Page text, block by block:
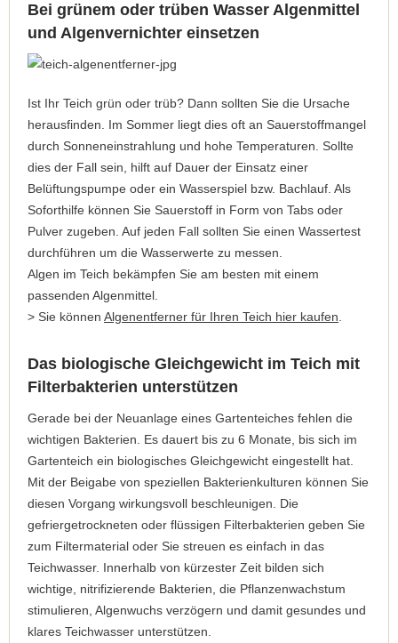
Bei grünem oder trüben Wasser Algenmittel
und Algenvernichter einsetzen
Ist Ihr Teich grün oder trüb? Dann sollten Sie die Ursache
herausfinden. Im Sommer liegt dies oft an Sauerstoffmangel
durch Sonneneinstrahlung und hohe Temperaturen. Sollte
dies der Fall sein, hilft auf Dauer der Einsatz einer
Belüftungspumpe oder ein Wasserspiel bzw. Bachlauf. Als
Soforthilfe können Sie Sauerstoff in Form von Tabs oder
Pulver zugeben. Auf jeden Fall sollten Sie einen Wassertest
durchführen um die Wasserwerte zu messen.
Algen im Teich bekämpfen Sie am besten mit einem
passenden Algenmittel.
> Sie können Algenentferner für Ihren Teich hier kaufen
Das biologische Gleichgewicht im Teich mit
Filterbakterien unterstützen
Gerade bei der Neuanlage eines Gartenteiches fehlen die
wichtigen Bakterien. Es dauert bis zu 6 Monate, bis sich im
Gartenteich ein biologisches Gleichgewicht eingestellt hat.
Mit der Beigabe von speziellen Bakterienkulturen können Sie
diesen Vorgang wirkungsvoll beschleunigen. Die
gefriergetrockneten oder flüssigen Filterbakterien geben Sie
zum Filtermaterial oder Sie streuen es einfach in das
Teichwasser. Innerhalb von kürzester Zeit bilden sich
wichtige, nitrifizierende Bakterien, die Pflanzenwachstum
stimulieren, Algenwuchs verzögern und damit gesundes und
klares Teichwasser unterstützen.